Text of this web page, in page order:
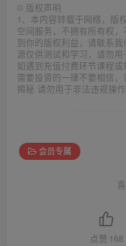
© 版权声明
1、本内容转载于网络，版
空间服务，不拥有所有权
到你的版权利益，请联系
源仅供测试和学习，请勿用
如遇到充值付费环节课程
需要投资的一律不要相信
揭秘 请勿用于非法违规操
会员专属
点赞 168